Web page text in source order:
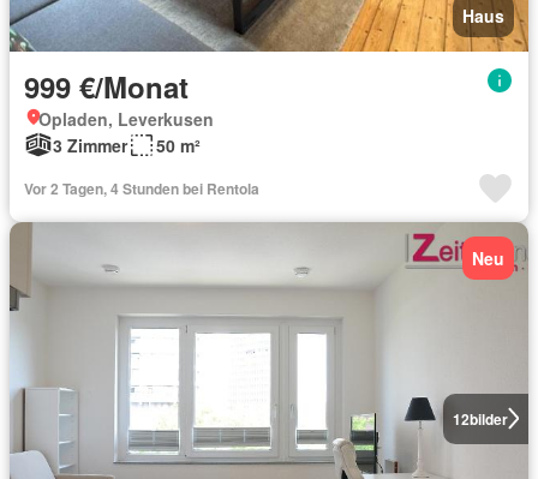
Haus
999 €/Monat
Opladen, Leverkusen
3 Zimmer
50 m²
Vor 2 Tagen, 4 Stunden bei Rentola
12bilder
Neu